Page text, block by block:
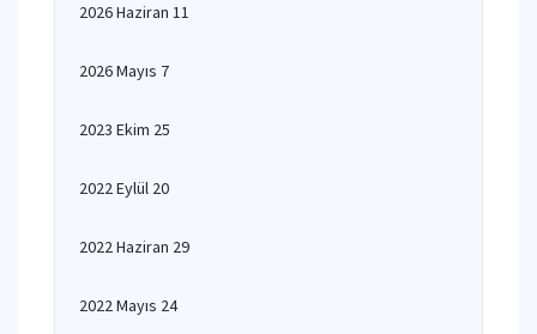
2026 Haziran 11
2026 Mayıs 7
2023 Ekim 25
2022 Eylül 20
2022 Haziran 29
2022 Mayıs 24